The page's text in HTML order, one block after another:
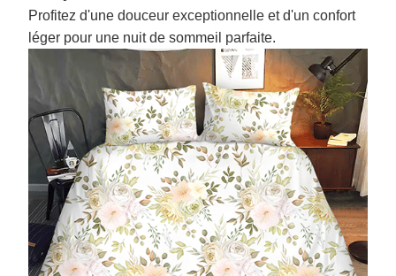
Profitez d'une douceur exceptionnelle et d'un confort
léger pour une nuit de sommeil parfaite.